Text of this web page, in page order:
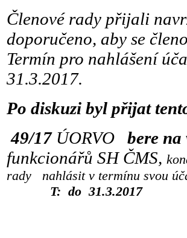
Členové rady přijali
doporučeno, aby se
Termín pro nahlášení
31.3.2017.
Po diskuzi byl přijat
49/17 ÚORVO bere na
funkcionářů SH ČMS,
rady
nahlásit v
T: do 31.3.2017